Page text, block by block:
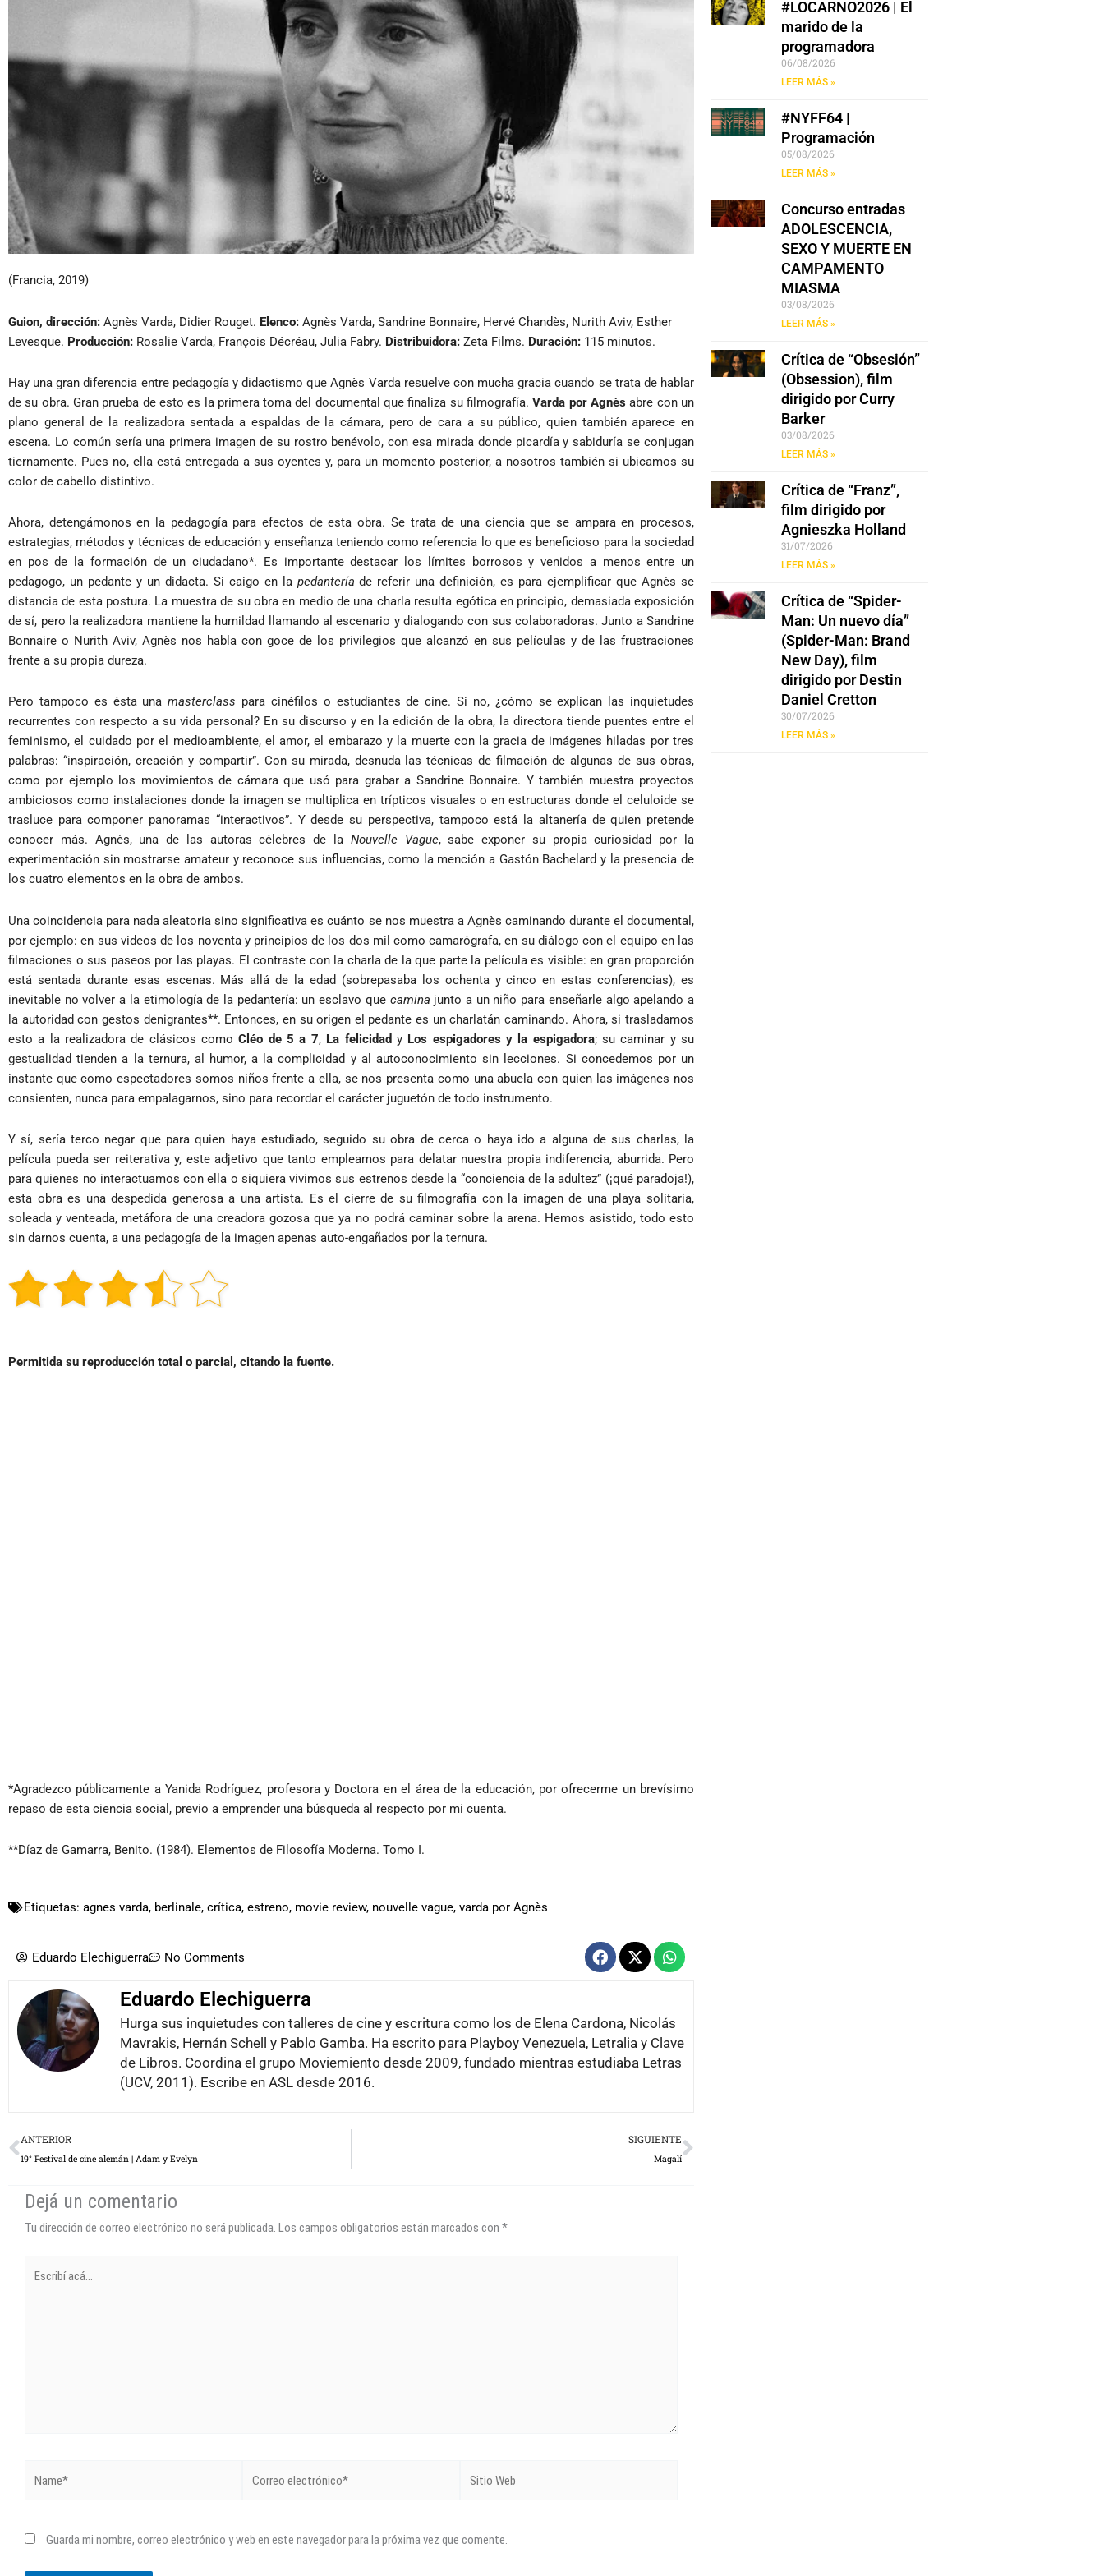
(Francia, 2019)
Guion, dirección: Agnès Varda, Didier Rouget. Elenco: Agnès Varda, Sandrine Bonnaire, Hervé Chandès, Nurith Aviv, Esther
Levesque. Producción: Rosalie Varda, François Décréau, Julia Fabry. Distribuidora: Zeta Films. Duración: 115 minutos.
Hay una gran diferencia entre pedagogía y didactismo que Agnès Varda resuelve con mucha gracia cuando se trata de hablar
de su obra. Gran prueba de esto es la primera toma del documental que finaliza su filmografía.Varda por Agnès abre con un
plano general de la realizadora sentada a espaldas de la cámara, pero de cara a su público, quien también aparece en
escena. Lo común sería una primera imagen de su rostro benévolo, con esa mirada donde picardía y sabiduría se conjugan
tiernamente. Pues no, ella está entregada a sus oyentes y, para un momento posterior, a nosotros también si ubicamos su
color de cabello distintivo.
Ahora, detengámonos en la pedagogía para efectos de esta obra. Se trata de una ciencia que se ampara en procesos,
estrategias, métodos y técnicas de educación y enseñanza teniendo como referencia lo que es beneficioso para la sociedad
en pos de la formación de un ciudadano*. Es importante destacar los límites borrosos y venidos a menos entre un
pedagogo, un pedante y un didacta. Si caigo en la pedantería de referir una definición, es para ejemplificar que Agnès se
distancia de esta postura. La muestra de su obra en medio de una charla resulta egótica en principio, demasiada exposición
de sí, pero la realizadora mantiene la humildad llamando al escenario y dialogando con sus colaboradoras. Junto a Sandrine
Bonnaire o Nurith Aviv, Agnès nos habla con goce de los privilegios que alcanzó en sus películas y de las frustraciones
frente a su propia dureza.
Pero tampoco es ésta unamasterclass para cinéfilos o estudiantes de cine. Si no, ¿cómo se explican las inquietudes
recurrentes con respecto a su vida personal? En su discurso y en la edición de la obra, la directora tiende puentes entre el
feminismo, el cuidado por el medioambiente, el amor, el embarazo y la muerte con la gracia de imágenes hiladas por tres
palabras: “inspiración, creación y compartir”. Con su mirada, desnuda las técnicas de filmación de algunas de sus obras,
como por ejemplo los movimientos de cámara que usó para grabar a Sandrine Bonnaire. Y también muestra proyectos
ambiciosos como instalaciones donde la imagen se multiplica en trípticos visuales o en estructuras donde el celuloide se
trasluce para componer panoramas “interactivos”. Y desde su perspectiva, tampoco está la altanería de quien pretende
conocer más. Agnès, una de las autoras célebres de la Nouvelle Vague, sabe exponer su propia curiosidad por la
experimentación sin mostrarse amateur y reconoce sus influencias, como la mención a Gastón Bachelard y la presencia de
los cuatro elementos en la obra de ambos.
Una coincidencia para nada aleatoria sino significativa es cuánto se nos muestra a Agnès caminando durante el documental,
por ejemplo: en sus videos de los noventa y principios de los dos mil como camarógrafa, en su diálogo con el equipo en las
filmaciones o sus paseos por las playas. El contraste con la charla de la que parte la película es visible: en gran proporción
está sentada durante esas escenas. Más allá de la edad (sobrepasaba los ochenta y cinco en estas conferencias), es
inevitable no volver a la etimología de la pedantería: un esclavo que camina junto a un niño para enseñarle algo apelando a
la autoridad con gestos denigrantes**. Entonces, en su origen el pedante es un charlatán caminando. Ahora, si trasladamos
esto a la realizadora de clásicos comoCléo de 5 a 7, La felicidad y Los espigadores y la espigadora; su caminar y su
gestualidad tienden a la ternura, al humor, a la complicidad y al autoconocimiento sin lecciones. Si concedemos por un
instante que como espectadores somos niños frente a ella, se nos presenta como una abuela con quien las imágenes nos
consienten, nunca para empalagarnos, sino para recordar el carácter juguetón de todo instrumento.
Y sí, sería terco negar que para quien haya estudiado, seguido su obra de cerca o haya ido a alguna de sus charlas, la
película pueda ser reiterativa y, este adjetivo que tanto empleamos para delatar nuestra propia indiferencia, aburrida. Pero
para quienes no interactuamos con ella o siquiera vivimos sus estrenos desde la “conciencia de la adultez” (¡qué paradoja!),
esta obra es una despedida generosa a una artista. Es el cierre de su filmografía con la imagen de una playa solitaria,
soleada y venteada, metáfora de una creadora gozosa que ya no podrá caminar sobre la arena. Hemos asistido, todo esto
sin darnos cuenta, a una pedagogía de la imagen apenas auto-engañados por la ternura.
Permitida su reproducción total o parcial, citando la fuente.
*Agradezco públicamente a Yanida Rodríguez, profesora y Doctora en el área de la educación, por ofrecerme un brevísimo
repaso de esta ciencia social, previo a emprender una búsqueda al respecto por mi cuenta.
**Díaz de Gamarra, Benito. (1984). Elementos de Filosofía Moderna. Tomo I.
Etiquetas: agnes varda, berlinale, crítica, estreno, movie review, nouvelle vague, varda por Agnès
Eduardo Elechiguerra No Comments
Eduardo Elechiguerra
Hurga sus inquietudes con talleres de cine y escritura como los de Elena Cardona, Nicolás
Mavrakis, Hernán Schell y Pablo Gamba. Ha escrito para Playboy Venezuela, Letralia y Clave
de Libros. Coordina el grupo Moviemiento desde 2009, fundado mientras estudiaba Letras
(UCV, 2011). Escribe en ASL desde 2016.
Prev
ANTERIOR
19° Festival de cine alemán | Adam y Evelyn
SIGUIENTE
Magalí
Next
Dejá un comentario
Tu dirección de correo electrónico no será publicada. Los campos obligatorios están marcados con *
acá...
electrónico*
Web
Guarda mi nombre, correo electrónico y web en este navegador para la próxima vez que comente.
#LOCARNO2026 | El
marido de la
programadora
06/08/2026
LEER MÁS »
#NYFF64 |
Programación
05/08/2026
LEER MÁS »
Concurso entradas
ADOLESCENCIA,
SEXO Y MUERTE EN
CAMPAMENTO
MIASMA
03/08/2026
LEER MÁS »
Crítica de “Obsesión”
(Obsession), film
dirigido por Curry
Barker
03/08/2026
LEER MÁS »
Crítica de “Franz”,
film dirigido por
Agnieszka Holland
31/07/2026
LEER MÁS »
Crítica de “Spider-
Man: Un nuevo día”
(Spider-Man: Brand
New Day), film
dirigido por Destin
Daniel Cretton
30/07/2026
LEER MÁS »